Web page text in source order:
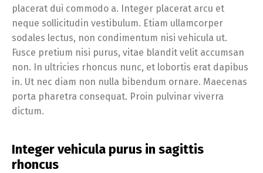
placerat dui commodo a. Integer placerat arcu et
neque sollicitudin vestibulum. Etiam ullamcorper
sodales lectus, non condimentum nisi vehicula ut.
Fusce pretium nisi purus, vitae blandit velit accumsan
non. In ultricies rhoncus nunc, et lobortis erat dapibus
in. Ut nec diam non nulla bibendum ornare. Maecenas
porta pharetra consequat. Proin pulvinar viverra
dictum.
Integer vehicula purus in sagittis
rhoncus